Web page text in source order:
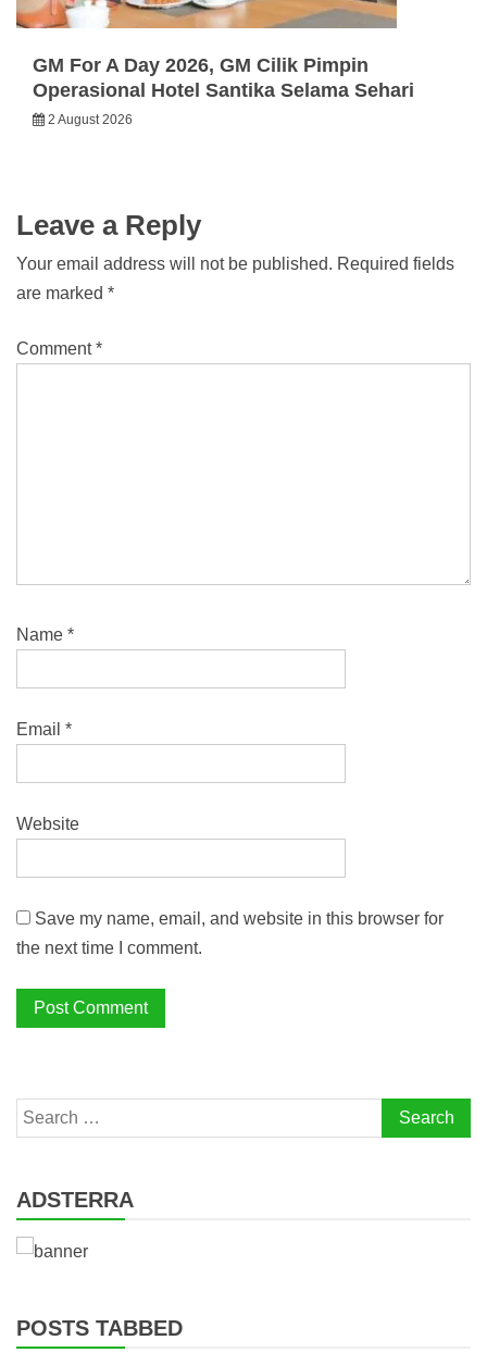
GM For A Day 2026, GM Cilik Pimpin
Operasional Hotel Santika Selama Sehari
2 August 2026
Leave a Reply
Your email address will not be published. Required fields
are marked *
Comment*
Name *
Email *
Website
Save my name, email, and website in this browser for
the next time I comment.
Search
for:
ADSTERRA
POSTS TABBED